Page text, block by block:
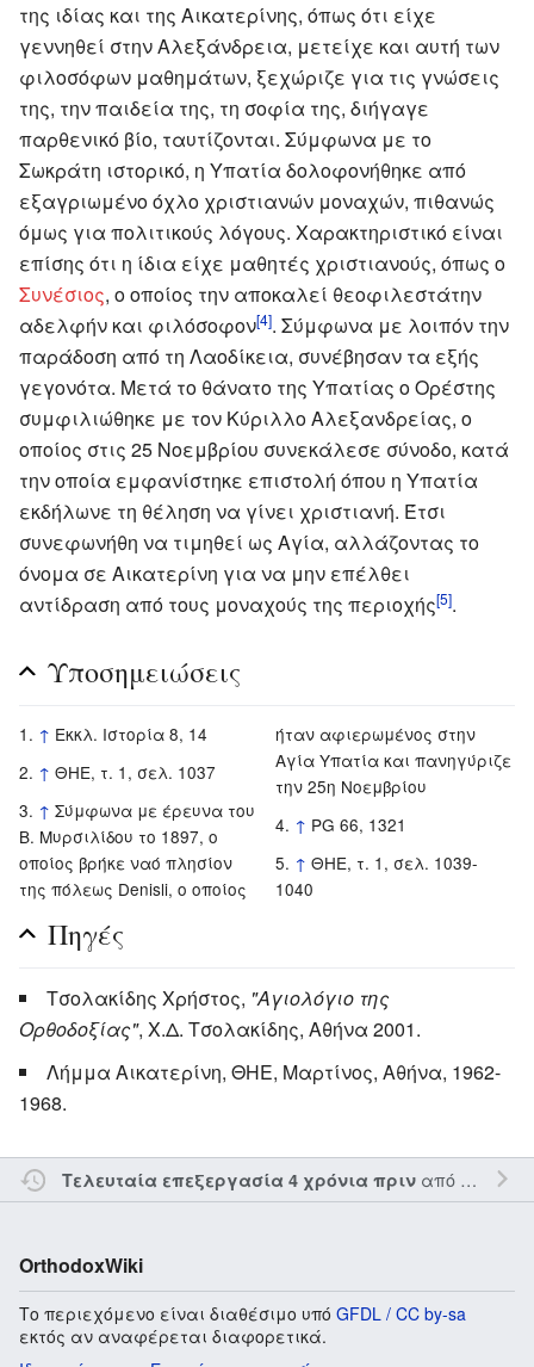
της ιδίας και της Αικατερίνης, όπως ότι είχε
γεννηθεί στην Αλεξάνδρεια, μετείχε και αυτή των
φιλοσόφων μαθημάτων, ξεχώριζε για τις γνώσεις
της, την παιδεία της, τη σοφία της, διήγαγε
παρθενικό βίο, ταυτίζονται. Σύμφωνα με το
Σωκράτη ιστορικό, η Υπατία δολοφονήθηκε από
εξαγριωμένο όχλο χριστιανών μοναχών, πιθανώς
όμως για πολιτικούς λόγους. Χαρακτηριστικό είναι
επίσης ότι η ίδια είχε μαθητές χριστιανούς, όπως ο
Συνέσιος, ο οποίος την αποκαλεί θεοφιλεστάτην
αδελφήν και φιλόσοφον[4]. Σύμφωνα με λοιπόν την
παράδοση από τη Λαοδίκεια, συνέβησαν τα εξής
γεγονότα. Μετά το θάνατο της Υπατίας ο Ορέστης
συμφιλιώθηκε με τον Κύριλλο Αλεξανδρείας, ο
οποίος στις 25 Νοεμβρίου συνεκάλεσε σύνοδο, κατά
την οποία εμφανίστηκε επιστολή όπου η Υπατία
εκδήλωνε τη θέληση να γίνει χριστιανή. Έτσι
συνεφωνήθη να τιμηθεί ως Αγία, αλλάζοντας το
όνομα σε Αικατερίνη για να μην επέλθει
αντίδραση από τους μοναχούς της περιοχής[5].
Υποσημειώσεις
↑ Εκκλ. Ιστορία 8, 14
↑ ΘΗΕ, τ. 1, σελ. 1037
↑ Σύμφωνα με έρευνα του
Β. Μυρσιλίδου το 1897, ο
οποίος βρήκε ναό πλησίον
της πόλεως Denisli, ο οποίος
ήταν αφιερωμένος στην
Αγία Υπατία και πανηγύριζε
την 25η Νοεμβρίου
↑ PG 66, 1321
↑ ΘΗΕ, τ. 1, σελ. 1039-
1040
Πηγές
Τσολακίδης Χρήστος, "Αγιολόγιο της
Ορθοδοξίας", Χ.Δ. Τσολακίδης, Αθήνα 2001.
Λήμμα Αικατερίνη, ΘΗΕ, Μαρτίνος, Αθήνα, 1962-
1968.
Τελευταία επεξεργασία 4 χρόνια πριναπό τον την
OrthodoxWiki
Το περιεχόμενο είναι διαθέσιμο υπό GFDL / CC by-sa
εκτός αν αναφέρεται διαφορετικά.